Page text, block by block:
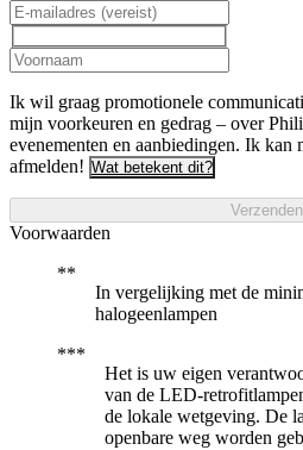
Ik wil graag promotionele
mijn voorkeuren en gedrag – over
evenementen en aanbiedingen. Ik kan
afmelden! Wat betekent dit?
Verzenden
Voorwaarden
In vergelijking met de
halogeenlampen
Het is uw eigen
van de LED-
de lokale wetgeving. De
openbare weg worden